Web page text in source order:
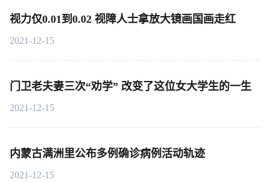
视力仅0.01到0.02 视障人士拿放大镜画国画走红
2021-12-15
门卫老夫妻三次“劝学” 改变了这位女大学生的一生
2021-12-15
内蒙古满洲里公布多例确诊病例活动轨迹
2021-12-15